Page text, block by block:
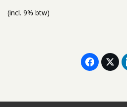
(incl. 9% btw)